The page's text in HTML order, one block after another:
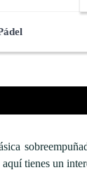
tienes un